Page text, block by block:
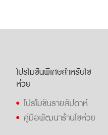
โปรโมชันพิเศษสำหรับโช
ห่วย
โปรโมชันรายสัปดาห์
คู่มือพัฒนาร้านโชห่วย